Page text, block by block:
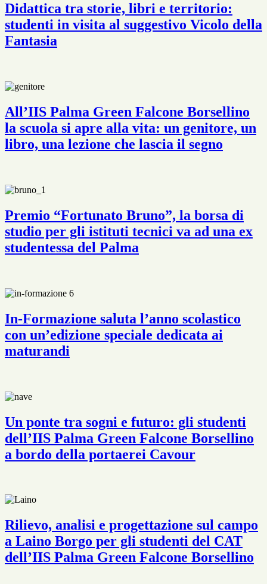
Didattica tra storie, libri e territorio:
studenti in visita al suggestivo Vicolo della
Fantasia
All’IIS Palma Green Falcone Borsellino
la scuola si apre alla vita: un genitore, un
libro, una lezione che lascia il segno
Premio “Fortunato Bruno”, la borsa di
studio per gli istituti tecnici va ad una ex
studentessa del Palma
In-Formazione saluta l’anno scolastico
con un’edizione speciale dedicata ai
maturandi
Un ponte tra sogni e futuro: gli studenti
dell’IIS Palma Green Falcone Borsellino
a bordo della portaerei Cavour
Rilievo, analisi e progettazione sul campo
a Laino Borgo per gli studenti del CAT
dell’IIS Palma Green Falcone Borsellino